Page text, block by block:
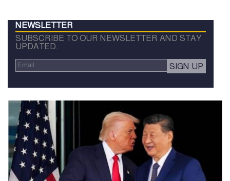
NEWSLETTER
SUBSCRIBE TO OUR NEWSLETTER AND STAY
UPDATED.